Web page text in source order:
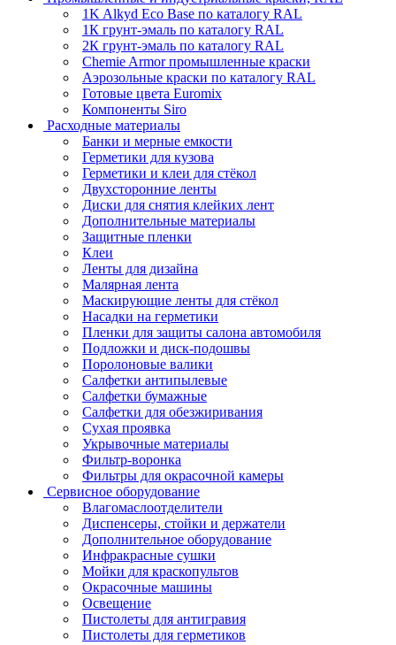
1K Alkyd Eco Base по каталогу RAL
1К грунт-эмаль по каталогу RAL
2К грунт-эмаль по каталогу RAL
Chemie Armor промышленные краски
Аэрозольные краски по каталогу RAL
Готовые цвета Euromix
Компоненты Siro
Расходные материалы
Банки и мерные емкости
Герметики для кузова
Герметики и клеи для стёкол
Двухсторонние ленты
Диски для снятия клейких лент
Дополнительные материалы
Защитные пленки
Клеи
Ленты для дизайна
Малярная лента
Маскирующие ленты для стёкол
Насадки на герметики
Пленки для защиты салона автомобиля
Подложки и диск-подошвы
Поролоновые валики
Салфетки антипылевые
Салфетки бумажные
Салфетки для обезжиривания
Сухая проявка
Укрывочные материалы
Фильтр-воронка
Фильтры для окрасочной камеры
Сервисное оборудование
Влагомаслоотделители
Диспенсеры, стойки и держатели
Дополнительное оборудование
Инфракрасные сушки
Мойки для краскопультов
Окрасочные машины
Освещение
Пистолеты для антигравия
Пистолеты для герметиков